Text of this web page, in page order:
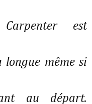
est
longue même si
au départ.